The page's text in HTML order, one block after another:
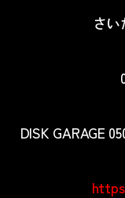
さ
DISK GARAGE